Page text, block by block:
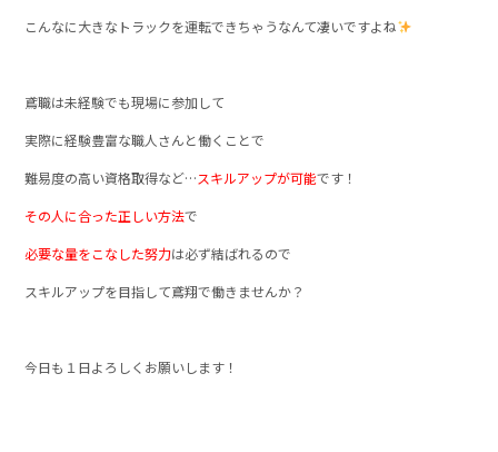
こんなに大きなトラックを運転できちゃうなんて凄いですよね
鳶職は未経験でも現場に参加して
実際に経験豊富な職人さんと働くことで
難易度の高い資格取得など…スキルアップが可能です！
その人に合った正しい方法で
必要な量をこなした努力は必ず結ばれるので
スキルアップを目指して鳶翔で働きませんか？
今日も１日よろしくお願いします！